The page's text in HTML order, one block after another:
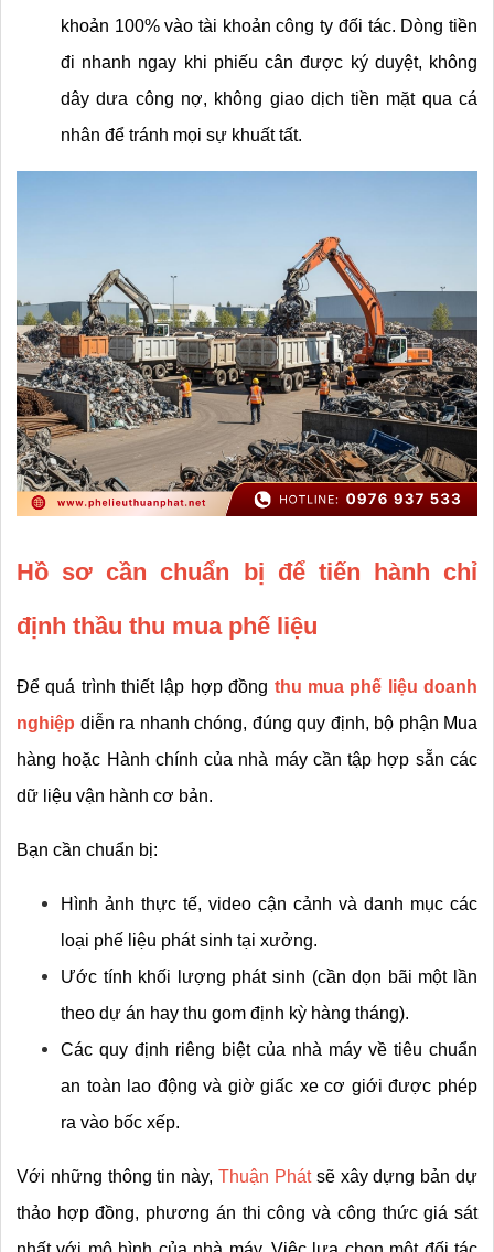
khoản 100% vào tài khoản công ty đối tác. Dòng tiền
đi nhanh ngay khi phiếu cân được ký duyệt, không
dây dưa công nợ, không giao dịch tiền mặt qua cá
nhân để tránh mọi sự khuất tất.
Hồ sơ cần chuẩn bị để tiến hành chỉ
định thầu thu mua phế liệu
Để quá trình thiết lập hợp đồng thu mua phế liệu doanh
nghiệp diễn ra nhanh chóng, đúng quy định, bộ phận Mua
hàng hoặc Hành chính của nhà máy cần tập hợp sẵn các
dữ liệu vận hành cơ bản.
Bạn cần chuẩn bị:
Hình ảnh thực tế, video cận cảnh và danh mục các
loại phế liệu phát sinh tại xưởng.
Ước tính khối lượng phát sinh (cần dọn bãi một lần
theo dự án hay thu gom định kỳ hàng tháng).
Các quy định riêng biệt của nhà máy về tiêu chuẩn
an toàn lao động và giờ giấc xe cơ giới được phép
ra vào bốc xếp.
Với những thông tin này, Thuận Phát sẽ xây dựng bản dự
thảo hợp đồng, phương án thi công và công thức giá sát